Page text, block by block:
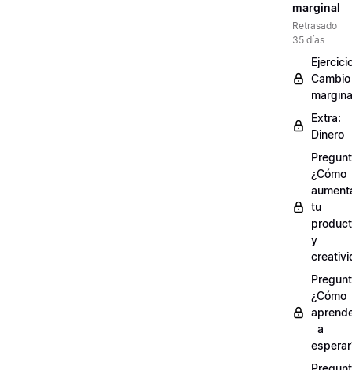
marginal
Retrasado
35 días
Cambio
Extra:
Dinero
¿Cómo
tu
y
¿Cómo
a